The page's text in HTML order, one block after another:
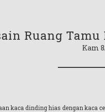
Ruang
Kam
kaca dinding hias dengan kaca